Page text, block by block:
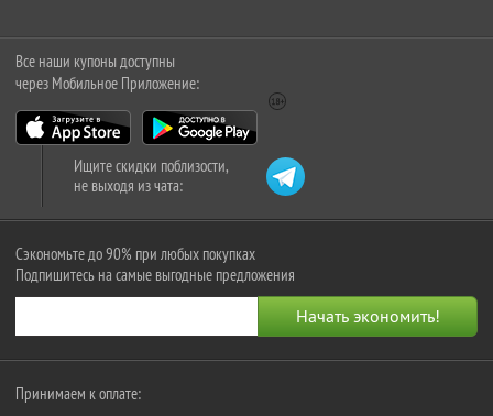
Все наши купоны доступны
через Мобильное Приложение:
Ищите скидки поблизости,
не выходя из чата:
Сэкономьте до 90% при любых покупках
Подпишитесь на самые выгодные предложения
Принимаем к оплате: